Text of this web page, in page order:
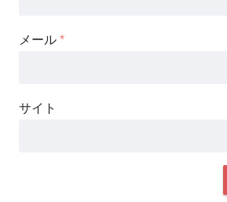
メール *
サイト